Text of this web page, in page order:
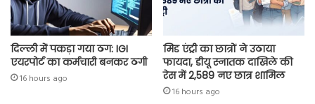
दिल्ली में पकड़ा गया ठग: IGI
एयरपोर्ट का कर्मचारी बनकर ठगी
16 hours ago
मिड एंट्री का छात्रों ने उठाया
फायदा, डीयू स्नातक दाखिले की
रेस में 2,589 नए छात्र शामिल
16 hours ago